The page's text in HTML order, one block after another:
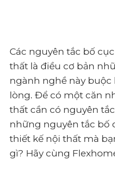
Các nguyên tắc bố
thất là điều cơ bản
ngành nghề này
lòng. Để có một căn
thất cần có nguyên
những nguyên tắc bố
thiết kế nội thất mà
gì? Hãy cùng